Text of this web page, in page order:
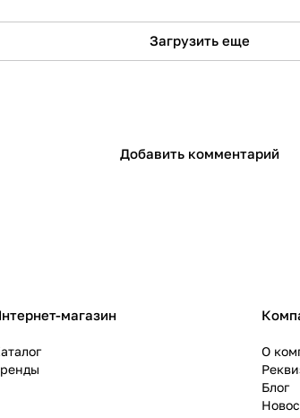
Загрузить еще
Добавить комментарий
магазин
О
Блог